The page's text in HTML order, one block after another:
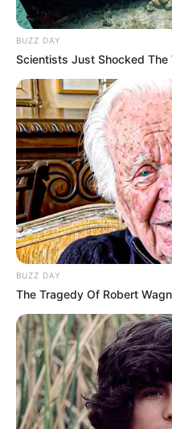
Réunion n°1 QUINTÉ
1600 mètres.
BUZZ DAY
Scientists Just Shocked The
BUZZ DAY
The Tragedy Of Robert